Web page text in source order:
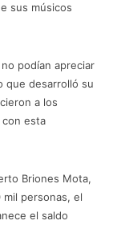
sus músicos
podían apreciar
que desarrolló su
a los
esta
Briones Mota,
personas, el
el saldo